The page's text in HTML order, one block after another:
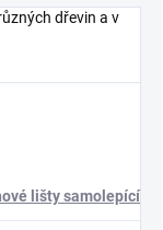
dřevin a v
lišty samolepící